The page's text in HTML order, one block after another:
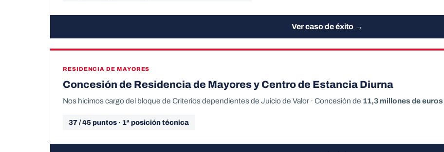
Ver caso de éxito →
RESIDENCIA DE MAYORES
Concesión de Residencia de Mayores y Centro de Estancia Diurna
Nos hicimos cargo del bloque de Criterios dependientes de Juicio de Valor · Concesión de 11,3 millones de euros
37 / 45 puntos · 1ª posición técnica